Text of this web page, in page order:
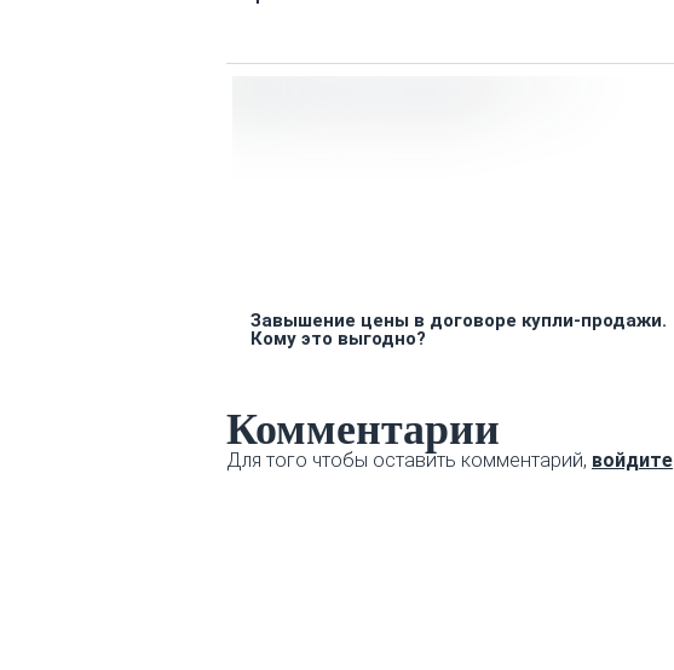
Завышение цены в договоре купли-продажи.
Кому это выгодно?
Комментарии
Для того чтобы оставить комментарий, войдите